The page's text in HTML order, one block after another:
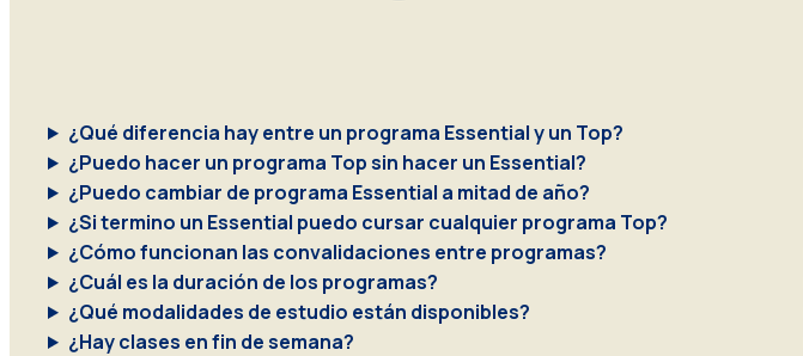
¿Qué diferencia hay entre un programa Essential y un Top?
¿Puedo hacer un programa Top sin hacer un Essential?
¿Puedo cambiar de programa Essential a mitad de año?
¿Si termino un Essential puedo cursar cualquier programa Top?
¿Cómo funcionan las convalidaciones entre programas?
¿Cuál es la duración de los programas?
¿Qué modalidades de estudio están disponibles?
¿Hay clases en fin de semana?